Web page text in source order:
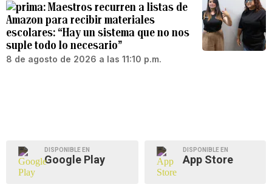
Maestros recurren a listas de
Amazon para recibir materiales
escolares: “Hay un sistema que no nos
suple todo lo necesario”
8 de agosto de 2026 a las 11:10 p.m.
DISPONIBLE EN
Google Play
DISPONIBLE EN
App Store